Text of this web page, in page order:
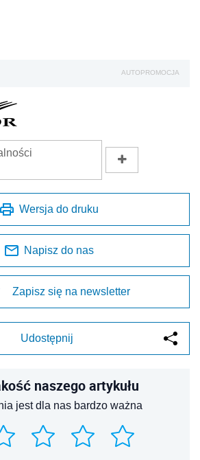
AUTOPROMOCJA
Wersja do druku
Napisz do nas
Zapisz się na newsletter
Udostępnij
naszego artykułu
jest dla nas bardzo ważna